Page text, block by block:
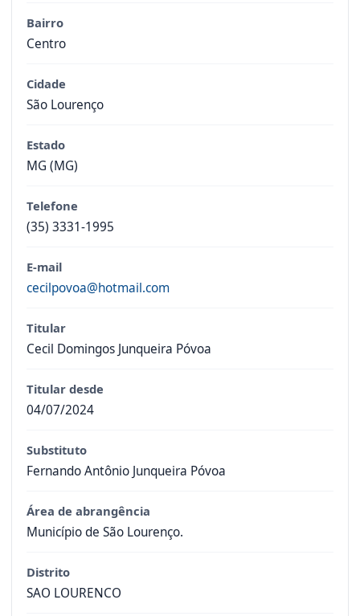
Bairro
Centro
Cidade
São Lourenço
Estado
MG (MG)
Telefone
(35) 3331-1995
E-mail
cecilpovoa@hotmail.com
Titular
Cecil Domingos Junqueira Póvoa
Titular desde
04/07/2024
Substituto
Fernando Antônio Junqueira Póvoa
Área de abrangência
Município de São Lourenço.
Distrito
SAO LOURENCO